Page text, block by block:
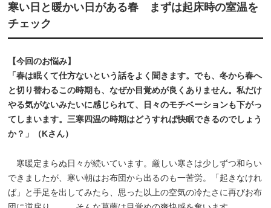
寒い日と暖かい日がある春 まずは起床時の室温を
チェック
【今回のお悩み】
「春は眠くて仕方ないという話をよく聞きます。でも、冬から春へ
と切り替わるこの時期も、なぜか目覚めが良くありません。私だけ
やる気がないみたいに感じられて、日々のモチベーションも下がっ
てしまいます。三寒四温の時期はどうすれば快眠できるのでしょう
か？」（Kさん）
寒暖定まらぬ日々が続いています。厳しい寒さは少しずつ和らい
できましたが、寒い朝はお布団から出るのも一苦労。「起きなけれ
ば」と手足を出してみたら、思った以上の空気の冷たさに再びお布